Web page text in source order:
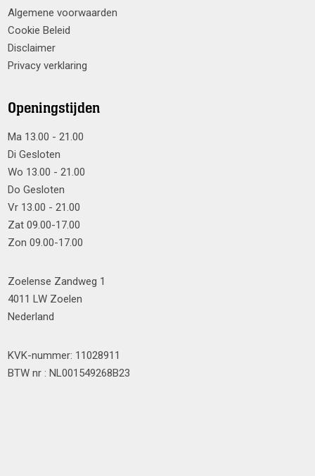
Algemene voorwaarden
Cookie Beleid
Disclaimer
Privacy verklaring
Openingstijden
Ma 13.00 - 21.00
Di Gesloten
Wo 13.00 - 21.00
Do Gesloten
Vr 13.00 - 21.00
Zat 09.00-17.00
Zon 09.00-17.00
Zoelense Zandweg 1
4011 LW Zoelen
Nederland
KVK-nummer: 11028911
BTW nr : NL001549268B23